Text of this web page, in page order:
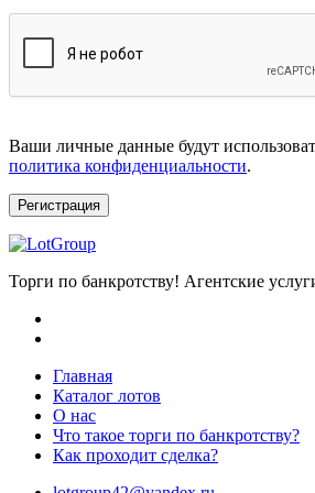
Ваши личные данные будут
политика конфиденциальности.
Регистрация
Торги по банкротству! Агентские
Главная
Каталог лотов
О нас
Что такое торги по банкротству?
Как проходит сделка?